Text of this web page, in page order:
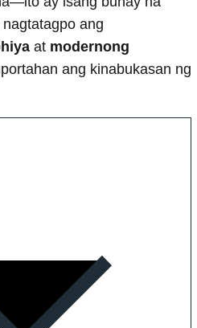
ang
at modernong
ang kinabukasan ng